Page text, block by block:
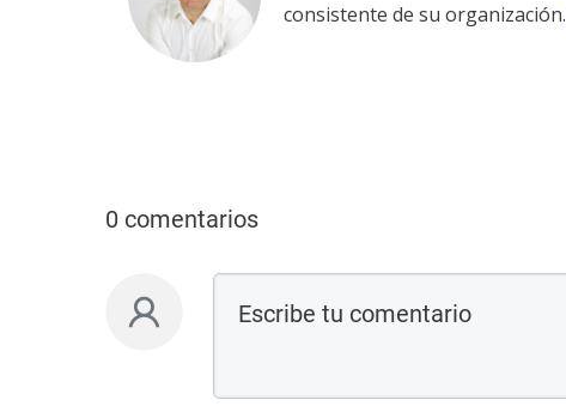
consistente de su organización.
0 comentarios